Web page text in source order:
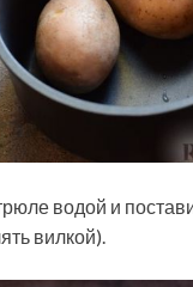
водой и
вилкой).